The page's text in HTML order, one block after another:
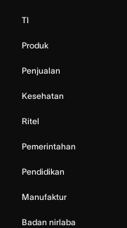
TI
Produk
Penjualan
Kesehatan
Ritel
Pemerintahan
Pendidikan
Manufaktur
Badan nirlaba